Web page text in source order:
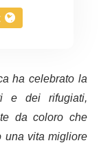
ha celebrato la
e dei rifugiati,
da coloro che
vita migliore